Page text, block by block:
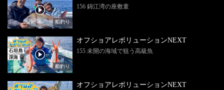
船釣り
156 錦江湾の座敷童
船釣り
オフショアレボリューションNEXT
155 未開の海域で狙う高級魚
オフショアレボリューションNEXT